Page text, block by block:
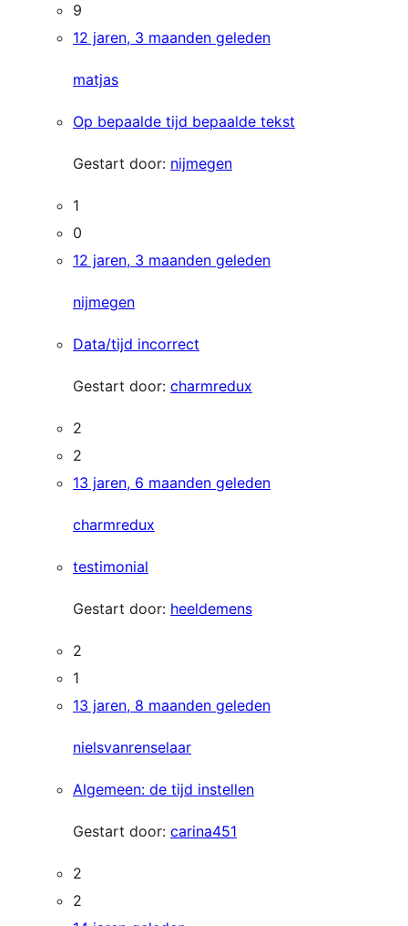
9
12 jaren, 3 maanden geleden
matjas
Op bepaalde tijd bepaalde tekst
Gestart door: nijmegen
1
0
12 jaren, 3 maanden geleden
nijmegen
Data/tijd incorrect
Gestart door: charmredux
2
2
13 jaren, 6 maanden geleden
charmredux
testimonial
Gestart door: heeldemens
2
1
13 jaren, 8 maanden geleden
nielsvanrenselaar
Algemeen: de tijd instellen
Gestart door: carina451
2
2